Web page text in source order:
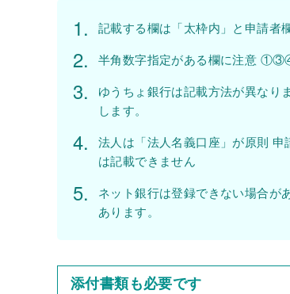
記載する欄は「太枠内」と申請者
半角数字指定がある欄に注意
ゆうちょ銀行は記載方法が異なり
します。
法人は「法人名義口座」が原則
は記載できません
ネット銀行は登録できない場合が
あります。
添付書類も必要です